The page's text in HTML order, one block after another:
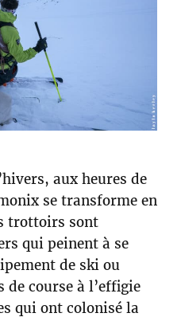
aux heures de
se transforme en
trottoirs sont
qui peinent à se
de ski ou
de course à l’effigie
qui ont colonisé la